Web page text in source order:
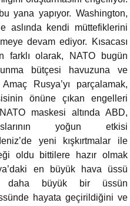
yana yapıyor. Washington,
aslında kendi müttefiklerini
devam ediyor. Kısacası
farklı olarak, NATO bugün
bütçesi havuzuna ve
Rusya’yı parçalamak,
önüne çıkan engelleri
maskesi altında ABD,
yoğun etkisi
yeni kışkırtmalar ile
oldu bittilere hazır olmak
en büyük hava üssü
daha büyük bir üssün
hayata geçirildiğini ve